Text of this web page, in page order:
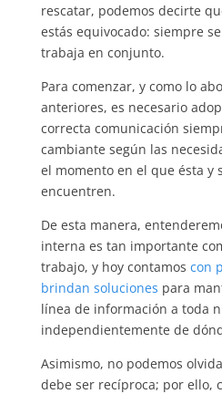
rescatar, podemos decirte
estás equivocado: siempre
trabaja en conjunto.
Para comenzar, y como lo
anteriores, es necesario
correcta comunicación
cambiante según las
el momento en el que ésta y
encuentren.
De esta manera,
interna es tan importante
trabajo, y hoy contamos con
brindan soluciones para
línea de información a toda
independientemente de
Asimismo, no podemos
debe ser recíproca; por ello,